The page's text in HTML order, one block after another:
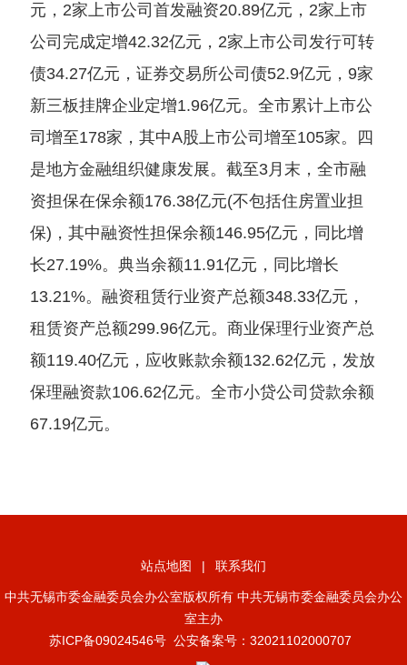
元，2家上市公司首发融资20.89亿元，2家上市
公司完成定增42.32亿元，2家上市公司发行可转
债34.27亿元，证券交易所公司债52.9亿元，9家
新三板挂牌企业定增1.96亿元。全市累计上市公
司增至178家，其中A股上市公司增至105家。四
是地方金融组织健康发展。截至3月末，全市融
资担保在保余额176.38亿元(不包括住房置业担
保)，其中融资性担保余额146.95亿元，同比增
长27.19%。典当余额11.91亿元，同比增长
13.21%。融资租赁行业资产总额348.33亿元，
租赁资产总额299.96亿元。商业保理行业资产总
额119.40亿元，应收账款余额132.62亿元，发放
保理融资款106.62亿元。全市小贷公司贷款余额
67.19亿元。
站点地图 联系我们
中共无锡市委金融委员会办公室版权所有 中共无锡市委金融委员会办公
室主办
苏ICP备09024546号 公安备案号：32021102000707